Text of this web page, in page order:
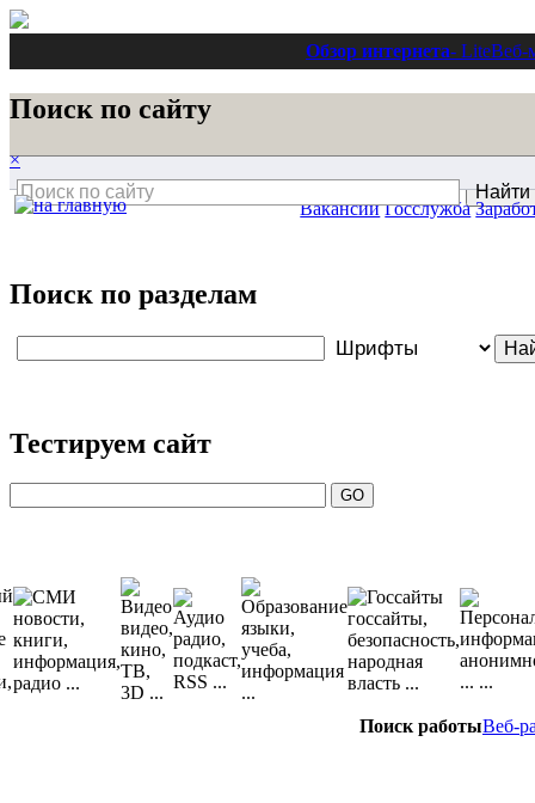
Обзор интернета- LiteВеб-
Поиск по сайту
×
Поиск по разделам
Тестируем сайт
Поиск работыВеб-
Вакансии Госслужба